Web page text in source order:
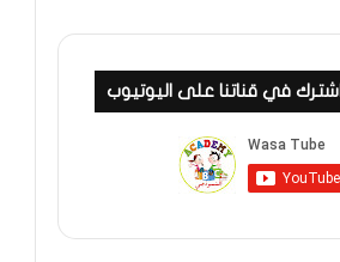
اشترك في قناتنا على اليوتيوب